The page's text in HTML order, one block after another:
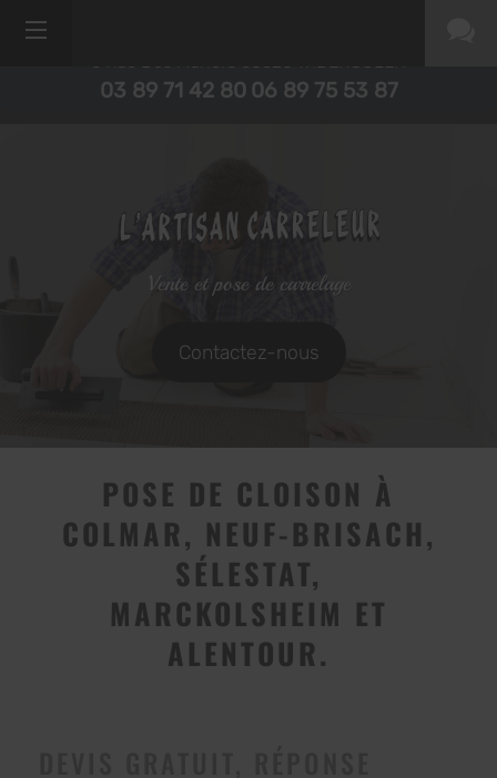
6 Rue Des Mûriers 68320 WIDENSOLEN
03 89 71 42 80 06 89 75 53 87
Vente et pose de carrelage
Contactez-nous
POSE DE CLOISON À
COLMAR, NEUF-BRISACH,
SÉLESTAT,
MARCKOLSHEIM ET
ALENTOUR.